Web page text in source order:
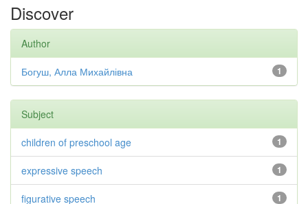
Discover
Author
1
Богуш, Алла Михайлівна
Subject
1
children of preschool age
1
expressive speech
1
figurative speech